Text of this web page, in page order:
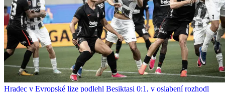
Hradec v Evropské lize podlehl Besiktasi 0:1, v oslabení rozhodl